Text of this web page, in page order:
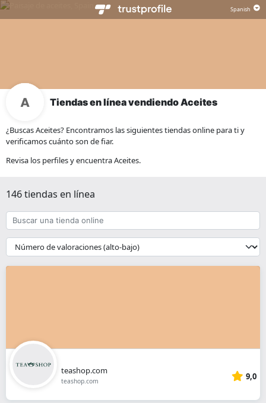
Tiendas en línea vendiendo Aceites
¿Buscas Aceites? Encontramos las siguientes tiendas online para ti y
verificamos cuánto son de fiar.
Revisa los perfiles y encuentra Aceites.
146 tiendas en línea
Buscar
una
tienda
online
{{
__('Sort')
}}
teashop.com
teashop.com 9,0